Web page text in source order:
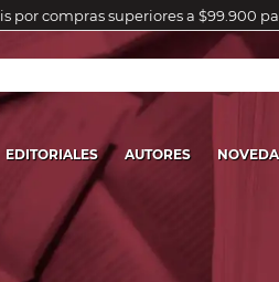
por compras superiores a $99.900
EDITORIALES AUTORES